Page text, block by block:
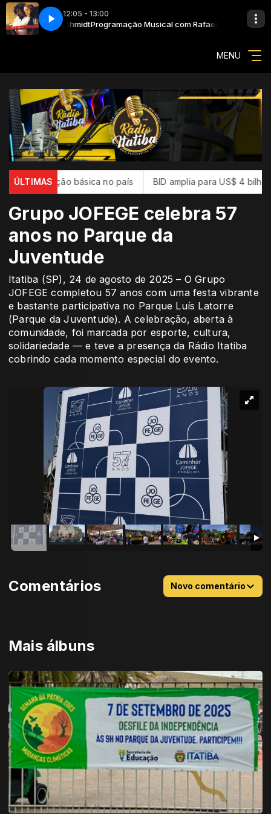
12:05 - 13:00
Rafael SchmidtProgramação Musical com Rafael Schmidt
Blower'S Daughter)Ana Carolina - É Isso Aí (The Blower'S Daughter)
MENU
ÚLTIMASbásica no país BID amplia para US$ 4 bilhões o
Grupo JOFEGE celebra 57
anos no Parque da
Juventude
Itatiba (SP), 24 de agosto de 2025 – O Grupo
JOFEGE completou 57 anos com uma festa vibrante
e bastante participativa no Parque Luís Latorre
(Parque da Juventude). A celebração, aberta à
comunidade, foi marcada por esporte, cultura,
solidariedade — e teve a presença da Rádio Itatiba
cobrindo cada momento especial do evento.
Mais álbuns
Comentários Novo comentário